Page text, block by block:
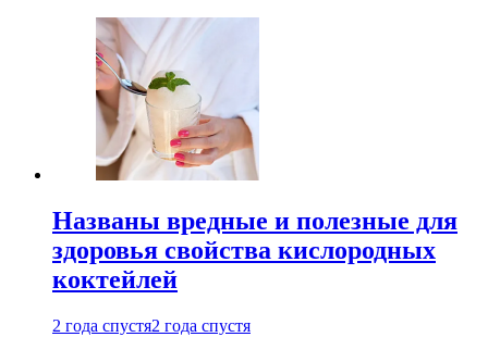
Названы вредные и полезные для
здоровья свойства кислородных
коктейлей
2 года спустя2 года спустя